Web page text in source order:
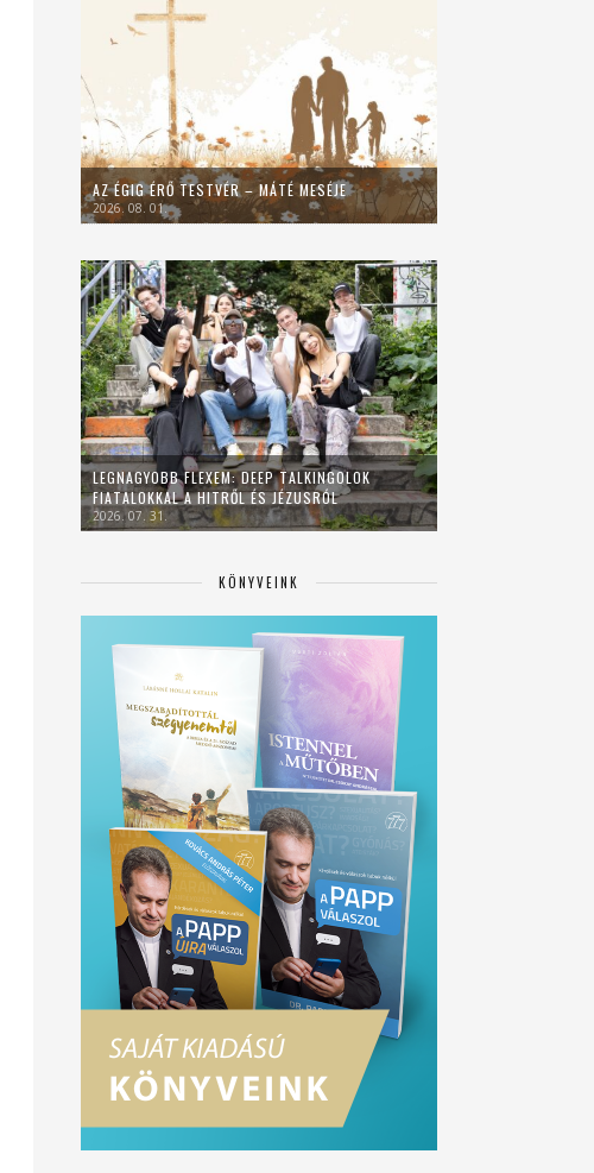
AZ ÉGIG ÉRŐ TESTVÉR – MÁTÉ MESÉJE
2026. 08. 01.
LEGNAGYOBB FLEXEM: DEEP TALKINGOLOK
FIATALOKKAL A HITRŐL ÉS JÉZUSRÓL
2026. 07. 31.
KÖNYVEINK